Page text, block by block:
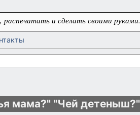
и сделать своими руками.
мама?" "Чей детеныш?"